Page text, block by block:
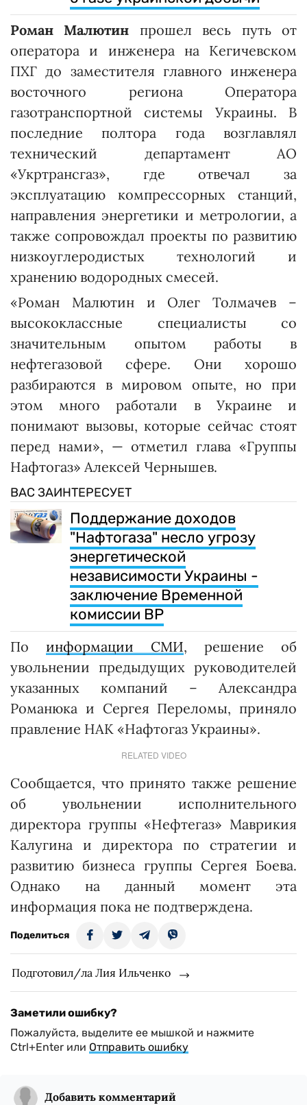
Роман Малютин прошел весь путь от
оператора и инженера на Кегичевском
ПХГ до заместителя главного инженера
восточного региона Оператора
газотранспортной системы Украины. В
последние полтора года возглавлял
технический департамент АО
«Укртрансгаз», где отвечал за
эксплуатацию компрессорных станций,
направления энергетики и метрологии, а
также сопровождал проекты по развитию
низкоуглеродистых технологий и
хранению водородных смесей.
«Роман Малютин и Олег Толмачев –
высококлассные специалисты со
значительным опытом работы в
нефтегазовой сфере. Они хорошо
разбираются в мировом опыте, но при
этом много работали в Украине и
понимают вызовы, которые сейчас стоят
перед нами», — отметил глава «Группы
Нафтогаз» Алексей Чернышев.
ВАС ЗАИНТЕРЕСУЕТ
Поддержание доходов
"Нафтогаза" несло угрозу
энергетической
независимости Украины -
заключение Временной
комиссии ВР
По информации СМИ, решение об
увольнении предыдущих руководителей
указанных компаний – Александра
Романюка и Сергея Переломы, приняло
правление НАК «Нафтогаз Украины».
RELATED VIDEO
Сообщается, что принято также решение
об увольнении исполнительного
директора группы «Нефтегаз» Маврикия
Калугина и директора по стратегии и
развитию бизнеса группы Сергея Боева.
Однако на данный момент эта
информация пока не подтверждена.
Поделиться
Подготовил/ла Лия Ильченко
Заметили ошибку?
Пожалуйста, выделите ее мышкой и нажмите
Ctrl+Enter или Отправить ошибку
Добавить комментарий